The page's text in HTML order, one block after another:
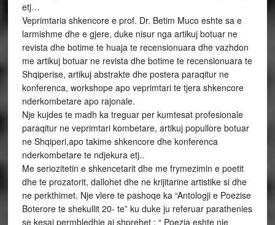
etj…
Veprimtaria shkencore e prof. Dr. Betim Muco eshte sa e
larmishme dhe e gjere, duke nisur nga artikuj botuar ne
revista dhe botime te huaja te recensionuara dhe vazhdon
me artikuj botuar ne revista dhe botime te recensionuara te
Shqiperise, artikuj abstrakte dhe postera paraqitur ne
konferenca, workshope apo veprimtari te tjera shkencore
nderkombetare apo rajonale.
Nje kujdes te madh ka treguar per kumtesat profesionale
paraqitur ne veprimtari kombetare, artikuj popullore botuar
ne Shqiperi,apo takime shkencore dhe konferenca
nderkombetare te ndjekura etj..
Me seriozitetin e shkencetarit dhe me frymezimin e poetit
dhe te prozatorit, dallohet dhe ne krijitarine artistike si dhe
ne perkthimet. Nje vlere te pashoqe ka “Antologji e Poezise
Boterore te shekullit 20- te” ku duke ju referuar parathenies
se kesaj permbledhje ai shprehet : “ Poezia eshte nje